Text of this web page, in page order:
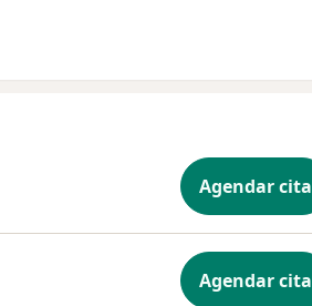
Agendar cita
Agendar cita